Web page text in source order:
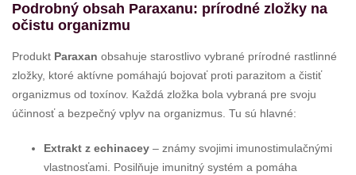
Podrobný obsah Paraxanu: prírodné zložky na
očistu organizmu
Produkt Paraxan obsahuje starostlivo vybrané prírodné rastlinné
zložky, ktoré aktívne pomáhajú bojovať proti parazitom a čistiť
organizmus od toxínov. Každá zložka bola vybraná pre svoju
účinnosť a bezpečný vplyv na organizmus. Tu sú hlavné:
Extrakt z echinacey – známy svojimi imunostimulačnými
vlastnosťami. Posilňuje imunitný systém a pomáha